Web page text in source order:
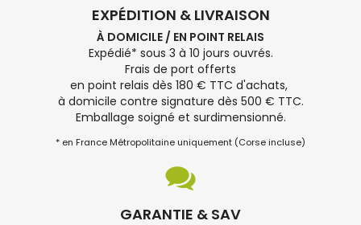
EXPÉDITION & LIVRAISON
À DOMICILE / EN POINT RELAIS
Expédié* sous 3 à 10 jours ouvrés.
Frais de port offerts
en point relais dès 180 € TTC d'achats,
à domicile contre signature dès 500 € TTC.
Emballage soigné et surdimensionné.
* en France Métropolitaine uniquement (Corse incluse)
GARANTIE & SAV